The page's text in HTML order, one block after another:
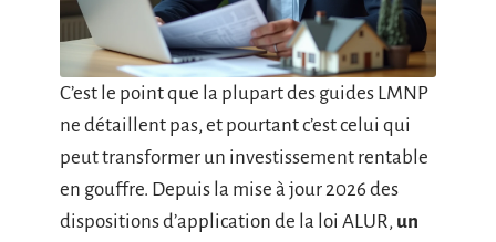
C’est le point que la plupart des guides LMNP
ne détaillent pas, et pourtant c’est celui qui
peut transformer un investissement rentable
en gouffre. Depuis la mise à jour 2026 des
dispositions d’application de la loi ALUR, un